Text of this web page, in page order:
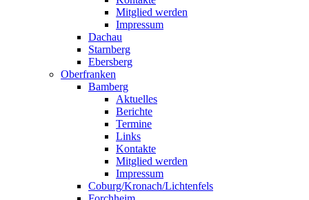
Mitglied werden
Impressum
Dachau
Starnberg
Ebersberg
Oberfranken
Bamberg
Aktuelles
Berichte
Termine
Links
Kontakte
Mitglied werden
Impressum
Coburg/Kronach/Lichtenfels